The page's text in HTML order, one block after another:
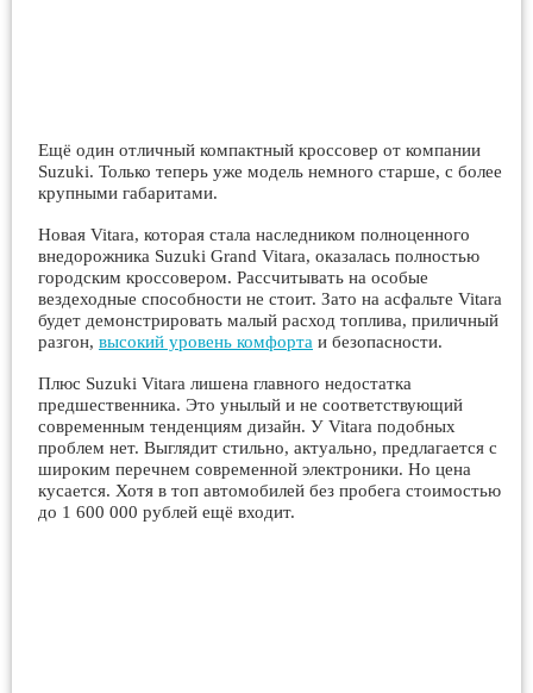
Ещё один отличный компактный кроссовер от компании
Suzuki. Только теперь уже модель немного старше, с более
крупными габаритами.
Новая Vitara, которая стала наследником полноценного
внедорожника Suzuki Grand Vitara, оказалась полностью
городским кроссовером. Рассчитывать на особые
вездеходные способности не стоит. Зато на асфальте Vitara
будет демонстрировать малый расход топлива, приличный
разгон, высокий уровень комфорта и безопасности.
Плюс Suzuki Vitara лишена главного недостатка
предшественника. Это унылый и не соответствующий
современным тенденциям дизайн. У Vitara подобных
проблем нет. Выглядит стильно, актуально, предлагается с
широким перечнем современной электроники. Но цена
кусается. Хотя в топ автомобилей без пробега стоимостью
до 1 600 000 рублей ещё входит.